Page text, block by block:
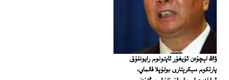
ۋاڭ لېچۇەن ئۇيغۇر ئاپتونوم رايونلۇق
پارتكوم سېكرېتارى بولۇپلا قالماي،